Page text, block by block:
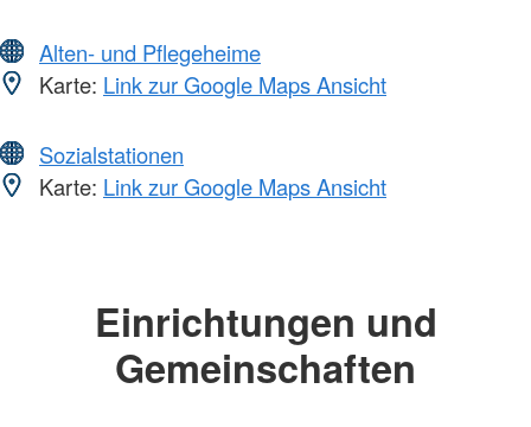
Alten- und Pflegeheime
Karte: Link zur Google Maps Ansicht
Sozialstationen
Karte: Link zur Google Maps Ansicht
Einrichtungen und
Gemeinschaften